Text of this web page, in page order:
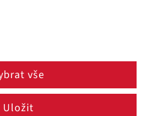
PŘI
VE
vše
Uložit